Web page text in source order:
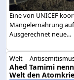
Eine von UNICEF
Mangelernährung
Ausgerechnet neue...
Welt --
Ahed Tamimi
Welt den